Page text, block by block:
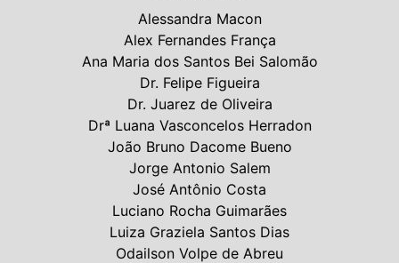
Alessandra Macon
Alex Fernandes França
Ana Maria dos Santos Bei Salomão
Dr. Felipe Figueira
Dr. Juarez de Oliveira
Drª Luana Vasconcelos Herradon
João Bruno Dacome Bueno
Jorge Antonio Salem
José Antônio Costa
Luciano Rocha Guimarães
Luiza Graziela Santos Dias
Odailson Volpe de Abreu